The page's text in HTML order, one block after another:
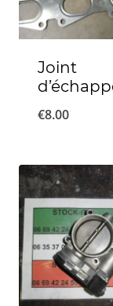
Joint
€8.00